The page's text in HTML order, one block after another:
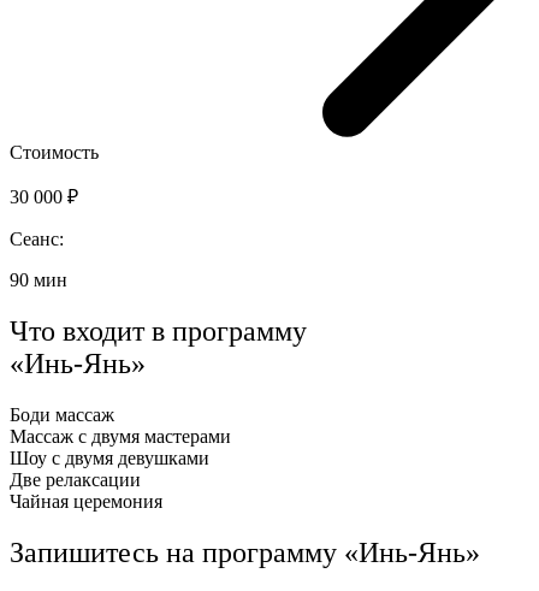
Стоимость
30 000 ₽
Сеанс:
90 мин
Что входит в программу
«Инь-Янь»
Боди массаж
Массаж с двумя мастерами
Шоу с двумя девушками
Две релаксации
Чайная церемония
Запишитесь на программу «Инь-Янь»